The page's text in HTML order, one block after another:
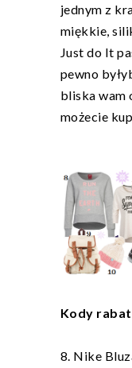
jednym z
miękkie,
Just do It
pewno
bliska wam
możecie
Kody
8. Nike